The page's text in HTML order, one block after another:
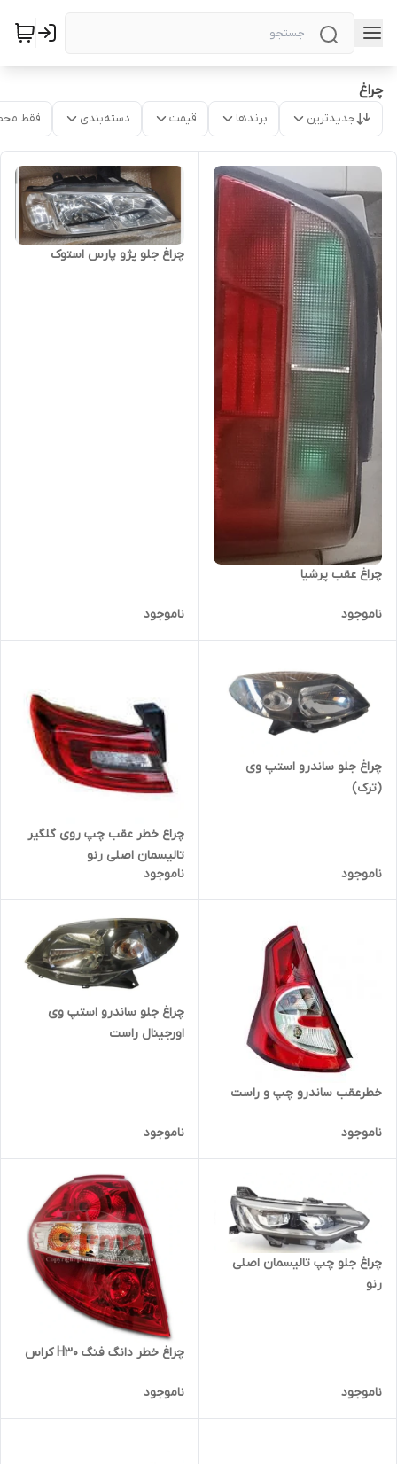
چراغ
جدیدترین برندها قیمت دسته‌بندی فقط
چراغ عقب پرشیا
ناموجود
چراغ جلو پژو پارس استوک
ناموجود
چراغ جلو ساندرو استپ وی
(ترک)
ناموجود
چراع خطر عقب چپ روی گلگیر
تالیسمان اصلی رنو
ناموجود
خطرعقب ساندرو چپ و راست
ناموجود
چراغ جلو ساندرو استپ وی
اورجینال راست
ناموجود
چراغ جلو چپ تالیسمان اصلی
رنو
ناموجود
چراغ خطر دانگ فنگ H30 کراس
ناموجود